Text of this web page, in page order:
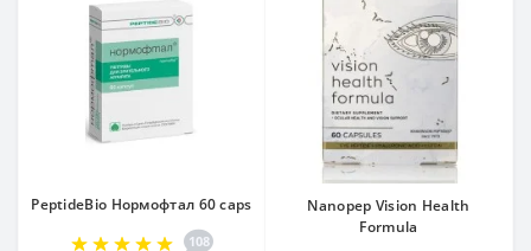
PeptideBio Нормофтал 60 caps
108
Nanopep Vision Health
Formula